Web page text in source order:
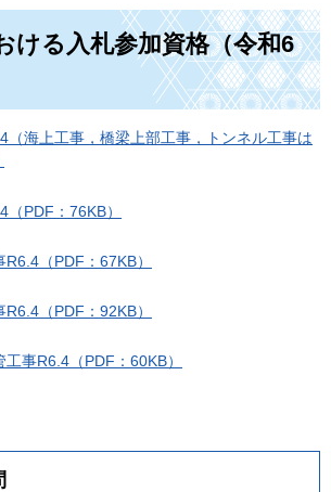
ける入札参加資格（令和6
（海上工事，橋梁上部工事，トンネル工事は
PDF：76KB）
（PDF：67KB）
（PDF：92KB）
事R6.4（PDF：60KB）